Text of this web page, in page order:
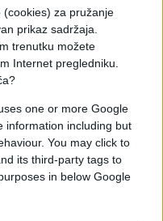
(cookies) za pružanje
prikaz sadržaja.
trenutku možete
Internet pregledniku.
one or more Google
information including but
You may click to
its third-party tags to
in below Google
frižideru jedan dan.
i sipajte u
ml i nećete vjerovati
holesterola i